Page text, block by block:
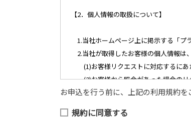
【2．個人情報の取扱について】
1.当社ホームページ上に掲示する「プ
2.当社が取得したお客様の個人情報は
(1)お客様リクエストに対応するにあ
(2)お客様から照会があった場合のリ
(3)お客様に不利益を与えないために
(5)商品の企画・開発あるいはお客様満
お申込を行う前に、上記の利用規約
規約に同意する